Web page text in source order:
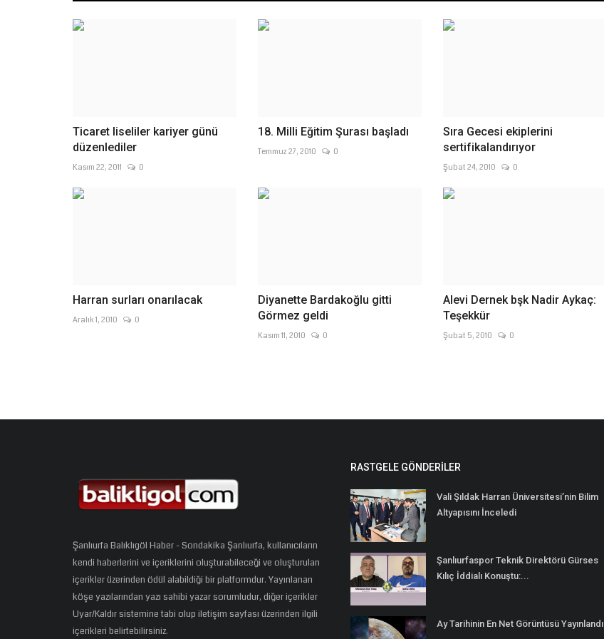
Ticaret liseliler kariyer günü
düzenlediler
Kasım 22, 2011 0
18. Milli Eğitim Şurası başladı
Temmuz 27, 2010 0
Sıra Gecesi ekiplerini
sertifikalandırıyor
Şubat 24, 2010 0
Harran surları onarılacak
Aralık 1, 2010 0
Diyanette Bardakoğlu gitti
Görmez geldi
Kasım 11, 2010 0
Alevi Dernek bşk Nadir Aykaç:
Teşekkür
Şubat 5, 2010 0
Şanlıurfa Balıklıgöl Haber - Sondakika Şanlıurfa, kullanıcıların
kendi haberlerini ve içeriklerini oluşturabileceği ve oluşturulan
içerikler üzerinden ödül alabildiği bir platformdur. Yayınlanan
köşe yazılarından yazı sahibi yazar sorumludur, diğer içerikler
Uyar/Kaldır sistemine tabi olup iletişim sayfası üzerinden ilgili
içerikleri belirtebilirsiniz.
RASTGELE GÖNDERILER
Vali Şıldak Harran Üniversitesi’nin Bilim
Altyapısını İnceledi
Şanlıurfaspor Teknik Direktörü Gürses
Kılıç İddialı Konuştu:...
Ay Tarihinin En Net Görüntüsü Yayınlandı